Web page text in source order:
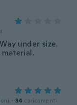
under size.
· 34 caricamenti